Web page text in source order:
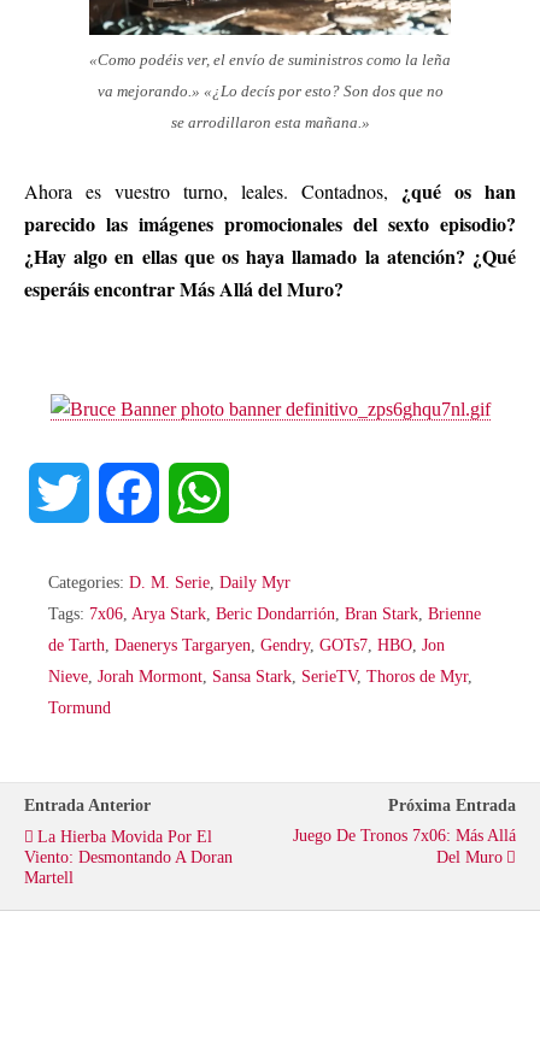
«Como podéis ver, el envío de suministros como la leña
va mejorando.» «¿Lo decís por esto? Son dos que no
se arrodillaron esta mañana.»
Ahora es vuestro turno, leales. Contadnos, ¿qué os han
parecido las imágenes promocionales del sexto episodio?
¿Hay algo en ellas que os haya llamado la atención? ¿Qué
esperáis encontrar Más Allá del Muro?
i
r
c
e
o
k
a
t
p
p
Categories: D. M. Serie Daily Myr
Tags: 7x06 Arya Stark Beric Dondarrión Bran Stark Brienne
de Tarth Daenerys Targaryen Gendry, GOTs7 HBO Jon
Nieve Jorah Mormont Sansa Stark SerieTV, Thoros de Myr,
Tormund
Entrada Anterior
La Hierba Movida Por El
Viento: Desmontando A Doran
Martell
Próxima Entrada
Juego De Tronos 7x06: Más Allá
Del Muro